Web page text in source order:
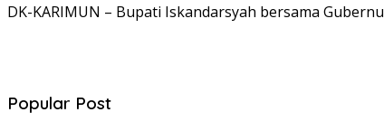
DK-KARIMUN – Bupati Iskandarsyah bersama
Popular Post